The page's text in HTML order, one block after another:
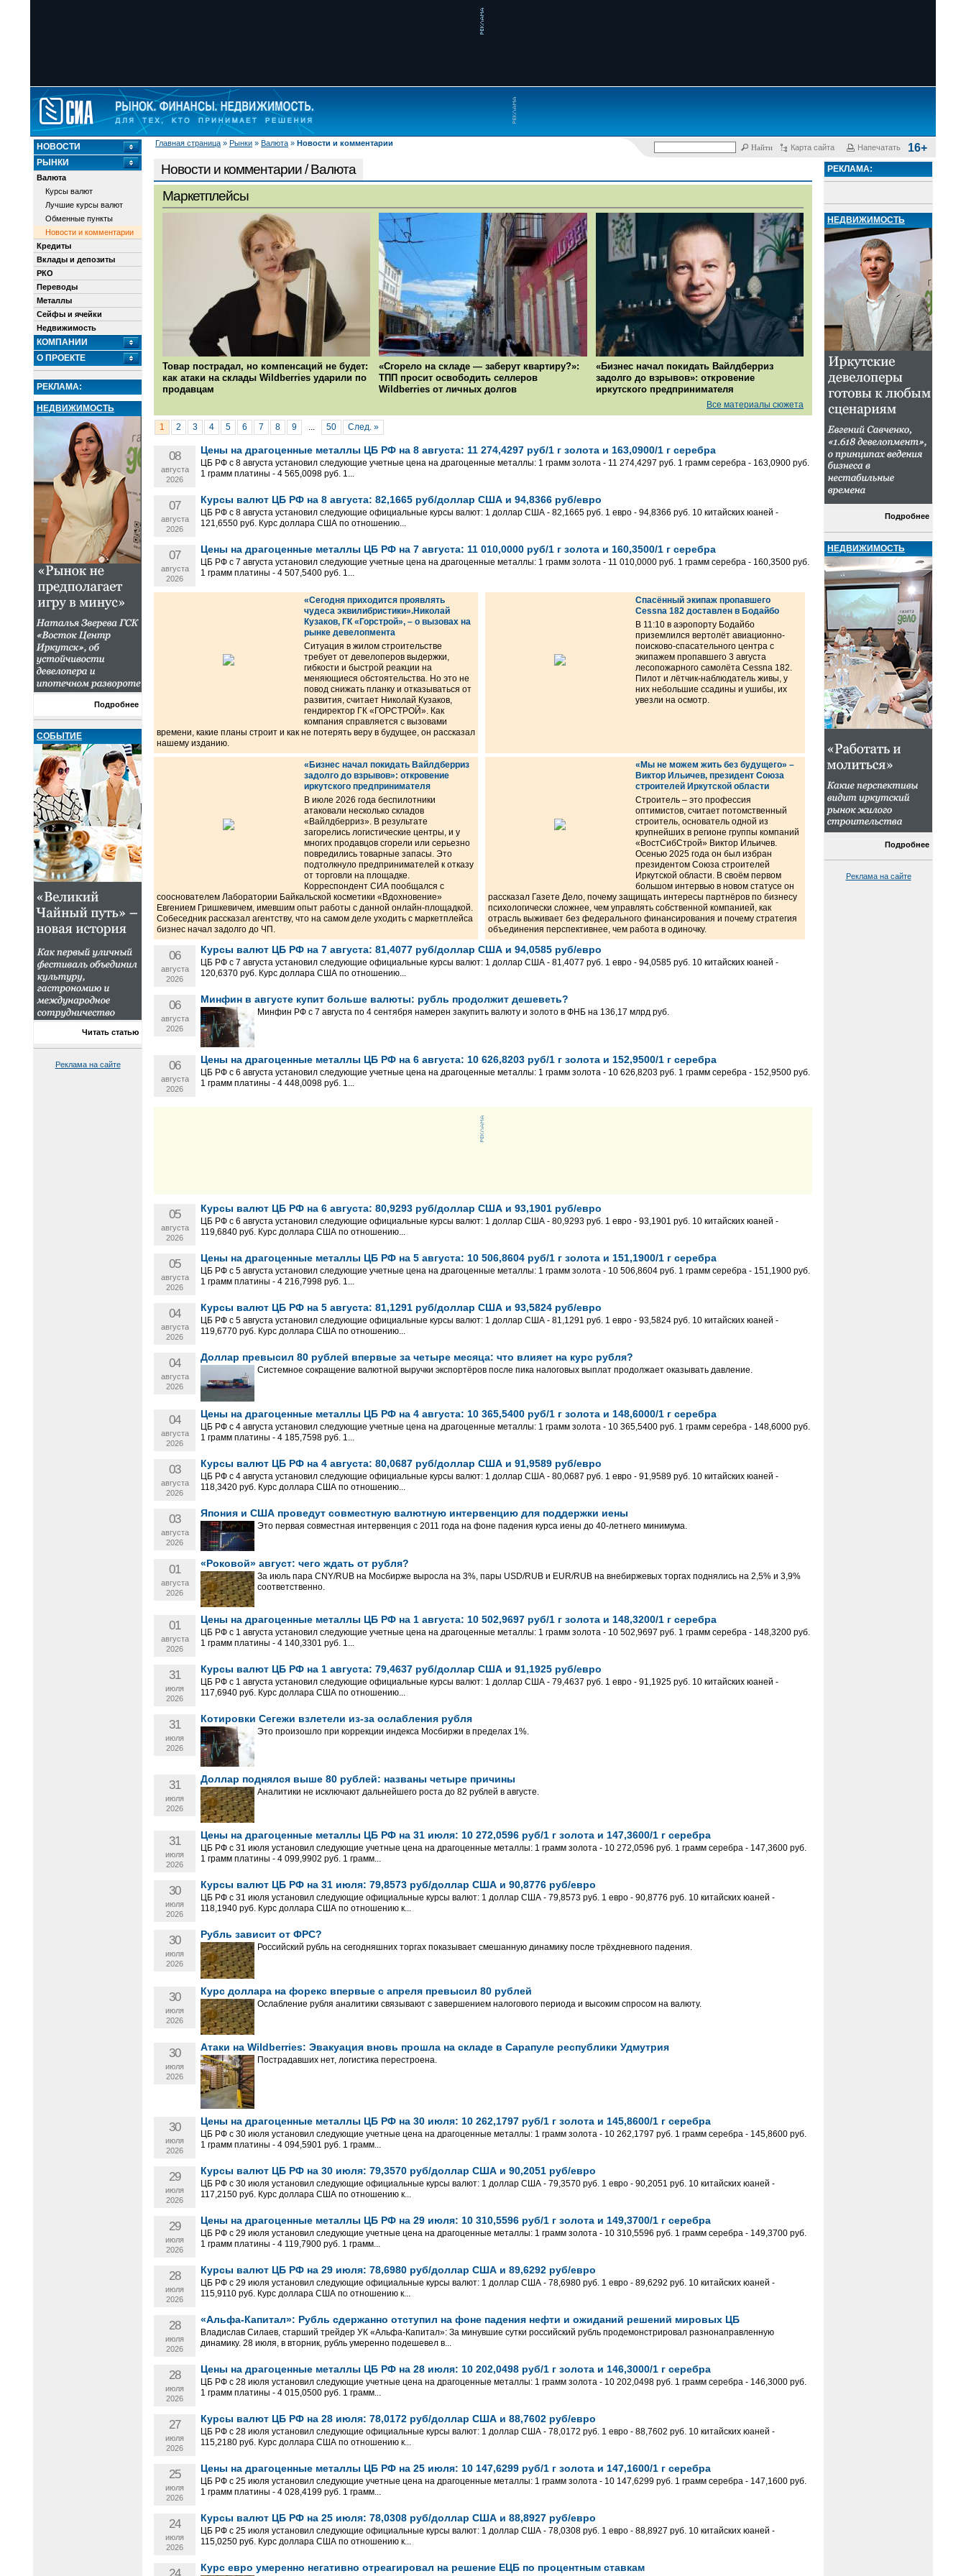
Главная страница » Рынки » Валюта » Новости и комментарии
Карта сайта Напечатать 16+
НОВОСТИ
РЫНКИ
Валюта
Курсы валют
Лучшие курсы валют
Обменные пункты
Новости и комментарии
Кредиты
Вклады и депозиты
РКО
Переводы
Металлы
Сейфы и ячейки
Недвижимость
КОМПАНИИ
О ПРОЕКТЕ
РЕКЛАМА:
НЕДВИЖИМОСТЬ
Подробнее
СОБЫТИЕ
Читать статью
Реклама на сайте
Новости и комментарии / Валюта
Маркетплейсы
Товар пострадал, но компенсаций не будет:
как атаки на склады Wildberries ударили по
продавцам
«Сгорело на складе — заберут квартиру?»:
ТПП просит освободить селлеров
Wildberries от личных долгов
«Бизнес начал покидать Вайлдберриз
задолго до взрывов»: откровение
иркутского предпринимателя
Все материалы сюжета
1 2 3 4 5 6 7 8 9 ... 50 След. »
08
августа
2026
Цены на драгоценные металлы ЦБ РФ на 8 августа: 11 274,4297 руб/1 г золота и 163,0900/1 г серебра
ЦБ РФ с 8 августа установил следующие учетные цена на драгоценные металлы: 1 грамм золота - 11 274,4297 руб. 1 грамм серебра - 163,0900 руб.
1 грамм платины - 4 565,0098 руб. 1...
07
августа
2026
Курсы валют ЦБ РФ на 8 августа: 82,1665 руб/доллар США и 94,8366 руб/евро
ЦБ РФ с 8 августа установил следующие официальные курсы валют: 1 доллар США - 82,1665 руб. 1 евро - 94,8366 руб. 10 китайских юаней -
121,6550 руб. Курс доллара США по отношению...
07
августа
2026
Цены на драгоценные металлы ЦБ РФ на 7 августа: 11 010,0000 руб/1 г золота и 160,3500/1 г серебра
ЦБ РФ с 7 августа установил следующие учетные цена на драгоценные металлы: 1 грамм золота - 11 010,0000 руб. 1 грамм серебра - 160,3500 руб.
1 грамм платины - 4 507,5400 руб. 1...
«Сегодня приходится проявлять
чудеса эквилибристики».Николай
Кузаков, ГК «Горстрой», – о вызовах на
рынке девелопмента
Ситуация в жилом строительстве
требует от девелоперов выдержки,
гибкости и быстрой реакции на
меняющиеся обстоятельства. Но это не
повод снижать планку и отказываться от
развития, считает Николай Кузаков,
гендиректор ГК «ГОРСТРОЙ». Как
компания справляется с вызовами
времени, какие планы строит и как не потерять веру в будущее, он рассказал
нашему изданию.
Спасённый экипаж пропавшего
Cessna 182 доставлен в Бодайбо
В 11:10 в аэропорту Бодайбо
приземлился вертолёт авиационно-
поисково-спасательного центра с
экипажем пропавшего 3 августа
лесопожарного самолёта Cessna 182.
Пилот и лётчик-наблюдатель живы, у
них небольшие ссадины и ушибы, их
увезли на осмотр.
«Бизнес начал покидать Вайлдберриз
задолго до взрывов»: откровение
иркутского предпринимателя
В июле 2026 года беспилотники
атаковали несколько складов
«Вайлдберриз». В результате
загорелись логистические центры, и у
многих продавцов сгорели или серьезно
повредились товарные запасы. Это
подтолкнуло предпринимателей к отказу
от торговли на площадке.
Корреспондент СИА пообщался с
сооснователем Лаборатории Байкальской косметики «Вдохновение»
Евгением Гришкевичем, имевшим опыт работы с данной онлайн-площадкой.
Собеседник рассказал агентству, что на самом деле уходить с маркетплейса
бизнес начал задолго до ЧП.
«Мы не можем жить без будущего» –
Виктор Ильичев, президент Союза
строителей Иркутской области
Строитель – это профессия
оптимистов, считает потомственный
строитель, основатель одной из
крупнейших в регионе группы компаний
«ВостСибСтрой» Виктор Ильичев.
Осенью 2025 года он был избран
президентом Союза строителей
Иркутской области. В своём первом
большом интервью в новом статусе он
рассказал Газете Дело, почему защищать интересы партнёров по бизнесу
психологически сложнее, чем управлять собственной компанией, как
отрасль выживает без федерального финансирования и почему стратегия
объединения перспективнее, чем работа в одиночку.
06
августа
2026
Курсы валют ЦБ РФ на 7 августа: 81,4077 руб/доллар США и 94,0585 руб/евро
ЦБ РФ с 7 августа установил следующие официальные курсы валют: 1 доллар США - 81,4077 руб. 1 евро - 94,0585 руб. 10 китайских юаней -
120,6370 руб. Курс доллара США по отношению...
06
августа
2026
Минфин в августе купит больше валюты: рубль продолжит дешеветь?
Минфин РФ с 7 августа по 4 сентября намерен закупить валюту и золото в ФНБ на 136,17 млрд руб.
06
августа
2026
Цены на драгоценные металлы ЦБ РФ на 6 августа: 10 626,8203 руб/1 г золота и 152,9500/1 г серебра
ЦБ РФ с 6 августа установил следующие учетные цена на драгоценные металлы: 1 грамм золота - 10 626,8203 руб. 1 грамм серебра - 152,9500 руб.
1 грамм платины - 4 448,0098 руб. 1...
05
августа
2026
Курсы валют ЦБ РФ на 6 августа: 80,9293 руб/доллар США и 93,1901 руб/евро
ЦБ РФ с 6 августа установил следующие официальные курсы валют: 1 доллар США - 80,9293 руб. 1 евро - 93,1901 руб. 10 китайских юаней -
119,6840 руб. Курс доллара США по отношению...
05
августа
2026
Цены на драгоценные металлы ЦБ РФ на 5 августа: 10 506,8604 руб/1 г золота и 151,1900/1 г серебра
ЦБ РФ с 5 августа установил следующие учетные цена на драгоценные металлы: 1 грамм золота - 10 506,8604 руб. 1 грамм серебра - 151,1900 руб.
1 грамм платины - 4 216,7998 руб. 1...
04
августа
2026
Курсы валют ЦБ РФ на 5 августа: 81,1291 руб/доллар США и 93,5824 руб/евро
ЦБ РФ с 5 августа установил следующие официальные курсы валют: 1 доллар США - 81,1291 руб. 1 евро - 93,5824 руб. 10 китайских юаней -
119,6770 руб. Курс доллара США по отношению...
04
августа
2026
Доллар превысил 80 рублей впервые за четыре месяца: что влияет на курс рубля?
Системное сокращение валютной выручки экспортёров после пика налоговых выплат продолжает оказывать давление.
04
августа
2026
Цены на драгоценные металлы ЦБ РФ на 4 августа: 10 365,5400 руб/1 г золота и 148,6000/1 г серебра
ЦБ РФ с 4 августа установил следующие учетные цена на драгоценные металлы: 1 грамм золота - 10 365,5400 руб. 1 грамм серебра - 148,6000 руб.
1 грамм платины - 4 185,7598 руб. 1...
03
августа
2026
Курсы валют ЦБ РФ на 4 августа: 80,0687 руб/доллар США и 91,9589 руб/евро
ЦБ РФ с 4 августа установил следующие официальные курсы валют: 1 доллар США - 80,0687 руб. 1 евро - 91,9589 руб. 10 китайских юаней -
118,3420 руб. Курс доллара США по отношению...
03
августа
2026
Япония и США проведут совместную валютную интервенцию для поддержки иены
Это первая совместная интервенция с 2011 года на фоне падения курса иены до 40-летнего минимума.
01
августа
2026
«Роковой» август: чего ждать от рубля?
За июль пара CNY/RUB на Мосбирже выросла на 3%, пары USD/RUB и EUR/RUB на внебиржевых торгах поднялись на 2,5% и 3,9%
соответственно.
01
августа
2026
Цены на драгоценные металлы ЦБ РФ на 1 августа: 10 502,9697 руб/1 г золота и 148,3200/1 г серебра
ЦБ РФ с 1 августа установил следующие учетные цена на драгоценные металлы: 1 грамм золота - 10 502,9697 руб. 1 грамм серебра - 148,3200 руб.
1 грамм платины - 4 140,3301 руб. 1...
31
июля
2026
Курсы валют ЦБ РФ на 1 августа: 79,4637 руб/доллар США и 91,1925 руб/евро
ЦБ РФ с 1 августа установил следующие официальные курсы валют: 1 доллар США - 79,4637 руб. 1 евро - 91,1925 руб. 10 китайских юаней -
117,6940 руб. Курс доллара США по отношению...
31
июля
2026
Котировки Сегежи взлетели из-за ослабления рубля
Это произошло при коррекции индекса Мосбиржи в пределах 1%.
31
июля
2026
Доллар поднялся выше 80 рублей: названы четыре причины
Аналитики не исключают дальнейшего роста до 82 рублей в августе.
31
июля
2026
Цены на драгоценные металлы ЦБ РФ на 31 июля: 10 272,0596 руб/1 г золота и 147,3600/1 г серебра
ЦБ РФ с 31 июля установил следующие учетные цена на драгоценные металлы: 1 грамм золота - 10 272,0596 руб. 1 грамм серебра - 147,3600 руб.
1 грамм платины - 4 099,9902 руб. 1 грамм...
30
июля
2026
Курсы валют ЦБ РФ на 31 июля: 79,8573 руб/доллар США и 90,8776 руб/евро
ЦБ РФ с 31 июля установил следующие официальные курсы валют: 1 доллар США - 79,8573 руб. 1 евро - 90,8776 руб. 10 китайских юаней -
118,1940 руб. Курс доллара США по отношению к...
30
июля
2026
Рубль зависит от ФРС?
Российский рубль на сегодняшних торгах показывает смешанную динамику после трёхдневного падения.
30
июля
2026
Курс доллара на форекс впервые с апреля превысил 80 рублей
Ослабление рубля аналитики связывают с завершением налогового периода и высоким спросом на валюту.
30
июля
2026
Атаки на Wildberries: Эвакуация вновь прошла на складе в Сарапуле республики Удмутрия
Пострадавших нет, логистика перестроена.
30
июля
2026
Цены на драгоценные металлы ЦБ РФ на 30 июля: 10 262,1797 руб/1 г золота и 145,8600/1 г серебра
ЦБ РФ с 30 июля установил следующие учетные цена на драгоценные металлы: 1 грамм золота - 10 262,1797 руб. 1 грамм серебра - 145,8600 руб.
1 грамм платины - 4 094,5901 руб. 1 грамм...
29
июля
2026
Курсы валют ЦБ РФ на 30 июля: 79,3570 руб/доллар США и 90,2051 руб/евро
ЦБ РФ с 30 июля установил следующие официальные курсы валют: 1 доллар США - 79,3570 руб. 1 евро - 90,2051 руб. 10 китайских юаней -
117,2150 руб. Курс доллара США по отношению к...
29
июля
2026
Цены на драгоценные металлы ЦБ РФ на 29 июля: 10 310,5596 руб/1 г золота и 149,3700/1 г серебра
ЦБ РФ с 29 июля установил следующие учетные цена на драгоценные металлы: 1 грамм золота - 10 310,5596 руб. 1 грамм серебра - 149,3700 руб.
1 грамм платины - 4 119,7900 руб. 1 грамм...
28
июля
2026
Курсы валют ЦБ РФ на 29 июля: 78,6980 руб/доллар США и 89,6292 руб/евро
ЦБ РФ с 29 июля установил следующие официальные курсы валют: 1 доллар США - 78,6980 руб. 1 евро - 89,6292 руб. 10 китайских юаней -
115,9110 руб. Курс доллара США по отношению к...
28
июля
2026
«Альфа-Капитал»: Рубль сдержанно отступил на фоне падения нефти и ожиданий решений мировых ЦБ
Владислав Силаев, старший трейдер УК «Альфа-Капитал»: За минувшие сутки российский рубль продемонстрировал разнонаправленную
динамику. 28 июля, в вторник, рубль умеренно подешевел в...
28
июля
2026
Цены на драгоценные металлы ЦБ РФ на 28 июля: 10 202,0498 руб/1 г золота и 146,3000/1 г серебра
ЦБ РФ с 28 июля установил следующие учетные цена на драгоценные металлы: 1 грамм золота - 10 202,0498 руб. 1 грамм серебра - 146,3000 руб.
1 грамм платины - 4 015,0500 руб. 1 грамм...
27
июля
2026
Курсы валют ЦБ РФ на 28 июля: 78,0172 руб/доллар США и 88,7602 руб/евро
ЦБ РФ с 28 июля установил следующие официальные курсы валют: 1 доллар США - 78,0172 руб. 1 евро - 88,7602 руб. 10 китайских юаней -
115,2180 руб. Курс доллара США по отношению к...
25
июля
2026
Цены на драгоценные металлы ЦБ РФ на 25 июля: 10 147,6299 руб/1 г золота и 147,1600/1 г серебра
ЦБ РФ с 25 июля установил следующие учетные цена на драгоценные металлы: 1 грамм золота - 10 147,6299 руб. 1 грамм серебра - 147,1600 руб.
1 грамм платины - 4 028,4199 руб. 1 грамм...
24
июля
2026
Курсы валют ЦБ РФ на 25 июля: 78,0308 руб/доллар США и 88,8927 руб/евро
ЦБ РФ с 25 июля установил следующие официальные курсы валют: 1 доллар США - 78,0308 руб. 1 евро - 88,8927 руб. 10 китайских юаней -
115,0250 руб. Курс доллара США по отношению к...
Курс евро умеренно негативно отреагировал на решение ЕЦБ по процентным ставкам
РЕКЛАМА:
НЕДВИЖИМОСТЬ
Подробнее
НЕДВИЖИМОСТЬ
Подробнее
Реклама на сайте